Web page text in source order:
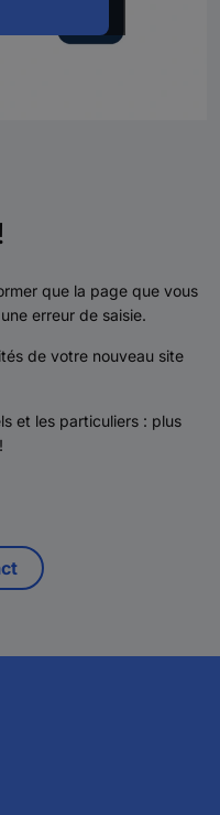
que la page que vous
erreur de saisie.
de votre nouveau site
et les particuliers : plus